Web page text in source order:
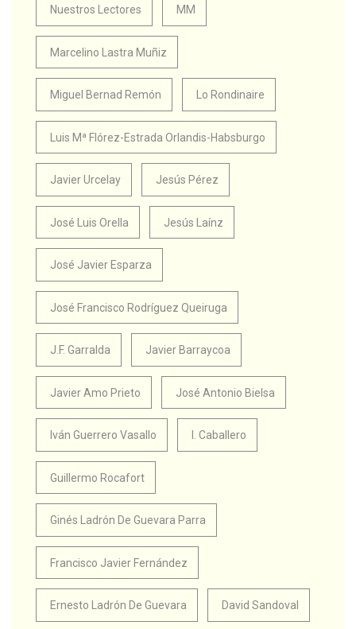
Nuestros Lectores MM
Marcelino Lastra Muñiz
Miguel Bernad Remón Lo Rondinaire
Luis Mª Flórez-Estrada Orlandis-Habsburgo
Javier Urcelay Jesús Pérez
José Luis Orella Jesús Laínz
José Javier Esparza
José Francisco Rodríguez Queiruga
J.F. Garralda Javier Barraycoa
Javier Amo Prieto José Antonio Bielsa
Iván Guerrero Vasallo I. Caballero
Guillermo Rocafort
Ginés Ladrón De Guevara Parra
Francisco Javier Fernández
Ernesto Ladrón De Guevara David Sandoval